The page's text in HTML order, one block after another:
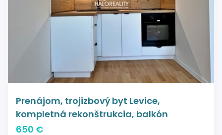
Prenájom, trojizbový byt Levice,
kompletná rekonštrukcia, balkón
650 €